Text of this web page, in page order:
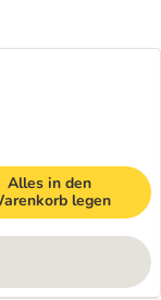
Alles in den
legen